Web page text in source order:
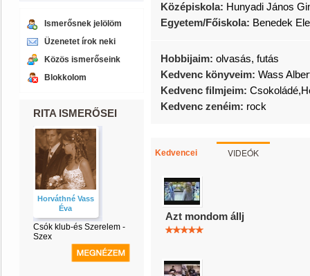
Ismerősnek jelölöm
Üzenetet írok neki
Közös ismerőseink
Blokkolom
RITA ISMERŐSEI
Horváthné Vass
Éva
Csók klub-és Szerelem -
Szex
Középiskola: Hunyadi János
Egyetem/Főiskola: Benedek
Hobbijaim: olvasás, futás
Kedvenc könyveim: Wass
Kedvenc filmjeim:
Kedvenc zenéim: rock
Kedvencei VIDEÓK
Azt mondom állj